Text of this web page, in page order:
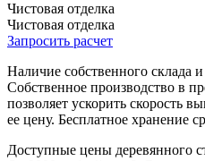
Чистовая отделка
Чистовая отделка
Запросить расчет
Наличие собственного склада
Собственное производство в
позволяет ускорить скорость
ее цену. Бесплатное хранение
Доступные цены деревянного